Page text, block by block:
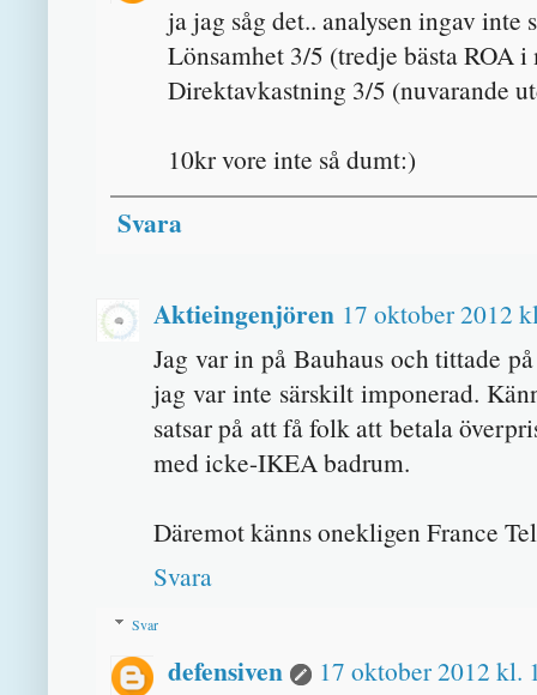
ja jag såg det.. analysen ingav inte
Lönsamhet 3/5 (tredje bästa
Direktavkastning 3/5 (nuvarande
10kr vore inte så dumt:)
Svara
Aktieingenjören 17 oktober 2012
Jag var in på Bauhaus och tittade
jag var inte särskilt imponerad.
satsar på att få folk att betala
med icke-IKEA badrum.
Däremot känns onekligen France
Svara
Svar
defensiven
17 oktober 2012 kl.